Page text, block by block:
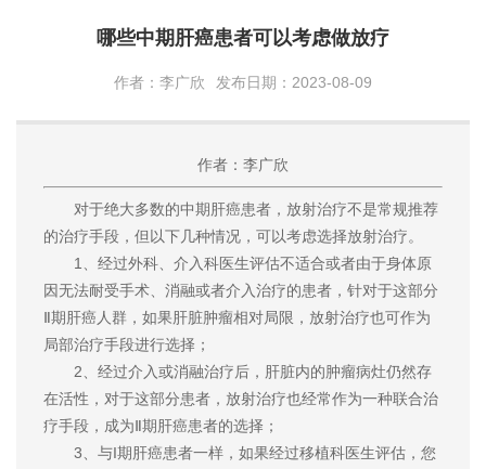
哪些中期肝癌患者可以考虑做放疗
作者：李广欣 发布日期：2023-08-09
作者：李广欣
对于绝大多数的中期肝癌患者，放射治疗不是常规推荐
的治疗手段，但以下几种情况，可以考虑选择放射治疗。
1、经过外科、介入科医生评估不适合或者由于身体原
因无法耐受手术、消融或者介入治疗的患者，针对于这部分
Ⅱ期肝癌人群，如果肝脏肿瘤相对局限，放射治疗也可作为
局部治疗手段进行选择；
2、经过介入或消融治疗后，肝脏内的肿瘤病灶仍然存
在活性，对于这部分患者，放射治疗也经常作为一种联合治
疗手段，成为Ⅱ期肝癌患者的选择；
3、与Ι期肝癌患者一样，如果经过移植科医生评估，您